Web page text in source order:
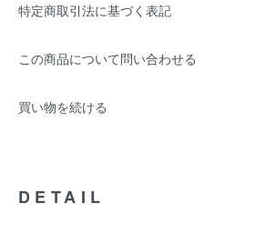
特定商取引法に基づく表記
この商品について問い合わせる
買い物を続ける
DETAIL